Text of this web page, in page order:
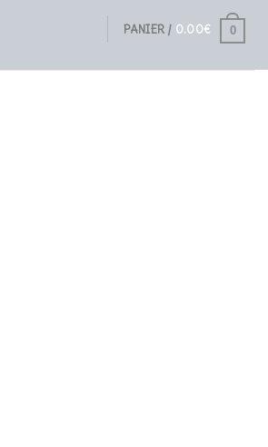
PANIER / 0.00€ 0